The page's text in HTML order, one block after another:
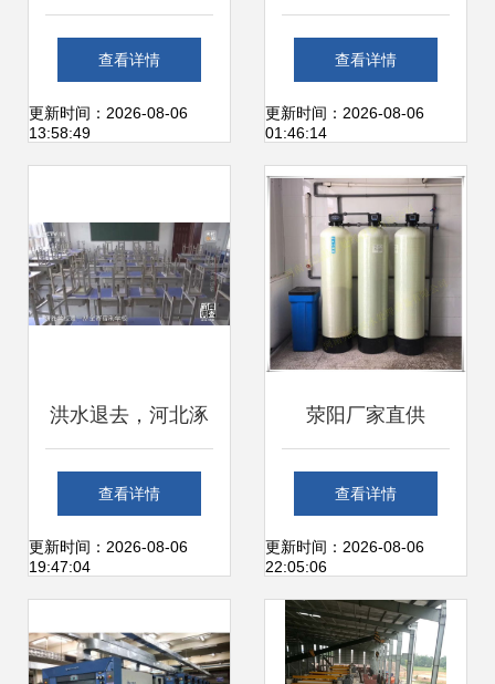
安装调试服务 保障
工程精确与效率的
查看详情
更新时间：2026-08-06
13:58:49
助力中国技能大
赛，卓越服务获评
优秀合作企业
查看详情
更新时间：2026-08-06
01:46:14
洪水退去，河北涿
州稳步复苏 记者实
地探访仪器设备安
查看详情
更新时间：2026-08-06
19:47:04
荥阳厂家直供
0.5t/h单级反渗透
纯净水设备 出厂
价、加工、上门安
查看详情
更新时间：2026-08-06
22:05:06